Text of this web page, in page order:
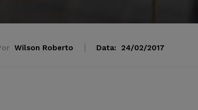
Wilson Roberto Data: 24/02/2017